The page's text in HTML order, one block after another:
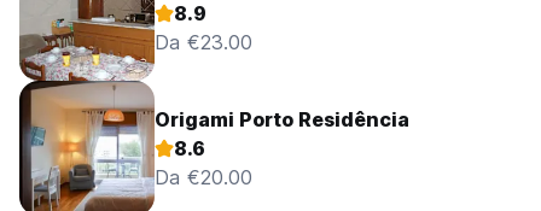
8.9
Da €23.00
Origami Porto Residência
8.6
Da €20.00